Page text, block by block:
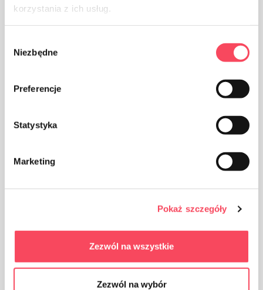
korzystania z ich usług.
zgody
Niezbędne
Preferencje
Statystyka
Marketing
Pokaż szczegóły
Zezwól na wszystkie
Zezwól na wybór